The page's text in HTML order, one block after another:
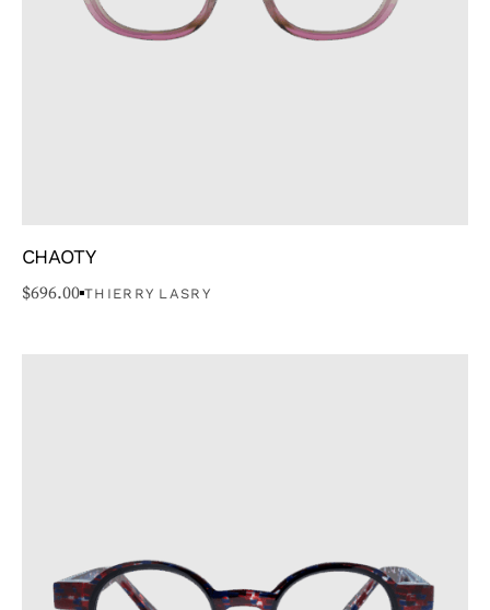
CHAOTY
$696.00 THIERRY LASRY
TYPE DE VISAGE